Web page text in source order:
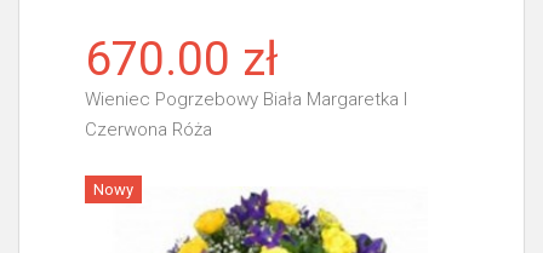
670.00 zł
Wieniec Pogrzebowy Biała Margaretka I
Czerwona Róża
Więcej
Nowy